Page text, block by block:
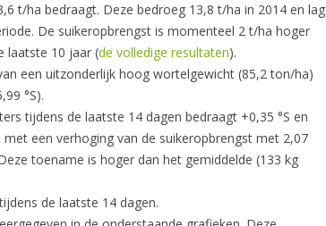
t/ha bedraagt. Deze bedroeg 13,8 t/ha in 2014 en lag
De suikeropbrengst is momenteel 2 t/ha hoger
laatste 10 jaar (de volledige resultaten).
een uitzonderlijk hoog wortelgewicht (85,2 ton/ha)
°S).
tijdens de laatste 14 dagen bedraagt +0,35 °S en
een verhoging van de suikeropbrengst met 2,07
toename is hoger dan het gemiddelde (133 kg
de laatste 14 dagen.